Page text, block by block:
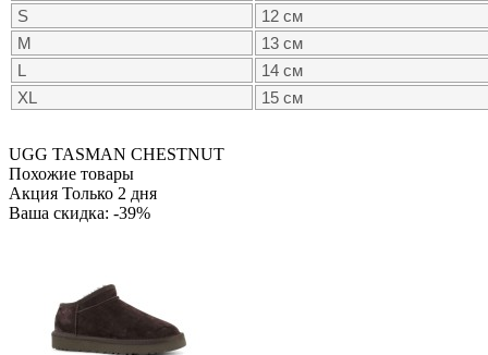
S
12 см
M
13 см
L
14 см
XL
15 см
UGG TASMAN CHESTNUT
Похожие товары
Акция Только 2 дня
Ваша скидка: -39%